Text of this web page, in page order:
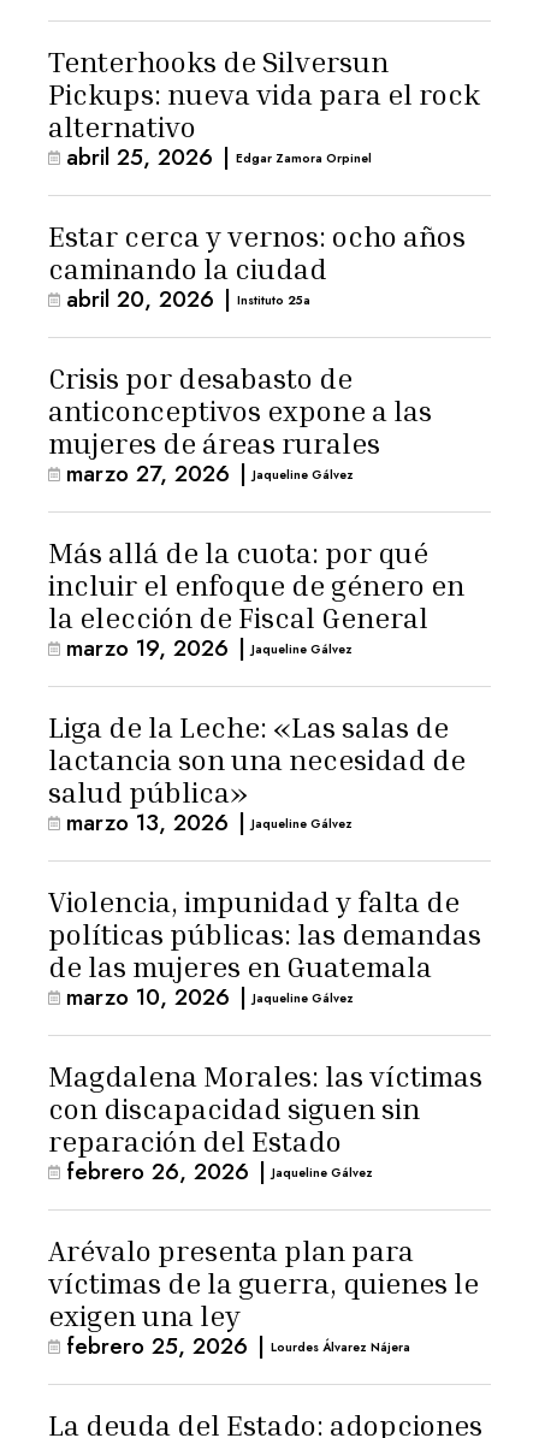
Tenterhooks de Silversun
Pickups: nueva vida para el rock
alternativo
abril 25, 2026 | Edgar Zamora Orpinel
Estar cerca y vernos: ocho años
caminando la ciudad
abril 20, 2026 | Instituto 25a
Crisis por desabasto de
anticonceptivos expone a las
mujeres de áreas rurales
marzo 27, 2026 | Jaqueline Gálvez
Más allá de la cuota: por qué
incluir el enfoque de género en
la elección de Fiscal General
marzo 19, 2026 | Jaqueline Gálvez
Liga de la Leche: «Las salas de
lactancia son una necesidad de
salud pública»
marzo 13, 2026 | Jaqueline Gálvez
Violencia, impunidad y falta de
políticas públicas: las demandas
de las mujeres en Guatemala
marzo 10, 2026 | Jaqueline Gálvez
Magdalena Morales: las víctimas
con discapacidad siguen sin
reparación del Estado
febrero 26, 2026 | Jaqueline Gálvez
Arévalo presenta plan para
víctimas de la guerra, quienes le
exigen una ley
febrero 25, 2026 | Lourdes Álvarez Nájera
La deuda del Estado: adopciones